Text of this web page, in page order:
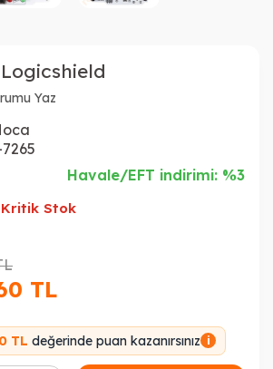
Yaz
Havale/EFT indirimi: %3
Kritik Stok
TL
TL değerinde puan kazanırsınız i